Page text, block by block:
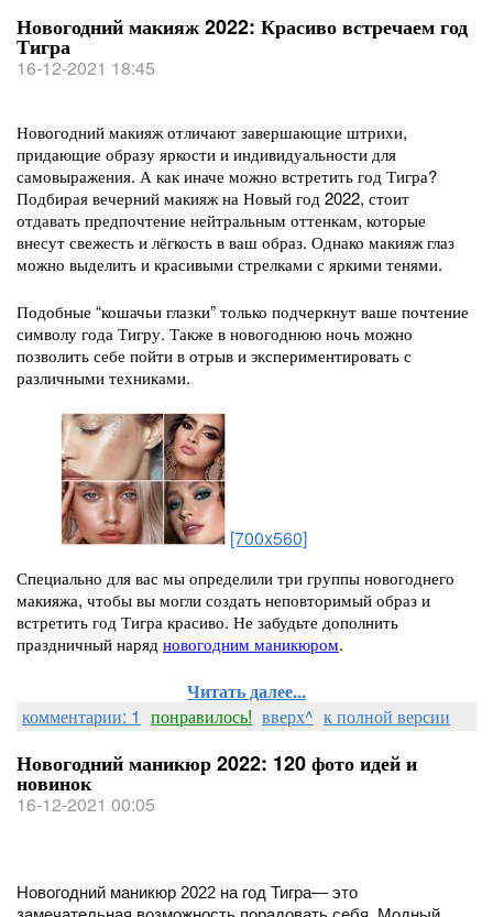
Новогодний макияж 2022: Красиво встречаем год
Тигра
16-12-2021 18:45
Новогодний макияж отличают завершающие штрихи,
придающие образу яркости и индивидуальности для
самовыражения. А как иначе можно встретить год Тигра?
Подбирая вечерний макияж на Новый год 2022, стоит
отдавать предпочтение нейтральным оттенкам, которые
внесут свежесть и лёгкость в ваш образ. Однако макияж глаз
можно выделить и красивыми стрелками с яркими тенями.
Подобные “кошачьи глазки” только подчеркнут ваше почтение
символу года Тигру. Также в новогоднюю ночь можно
позволить себе пойти в отрыв и экспериментировать с
различными техниками.
[700x560]
Специально для вас мы определили три группы новогоднего
макияжа, чтобы вы могли создать неповторимый образ и
встретить год Тигра красиво. Не забудьте дополнить
праздничный наряд новогодним маникюром.
Читать далее...
комментарии: 1 понравилось! вверх^ к полной версии
Новогодний маникюр 2022: 120 фото идей и
новинок
16-12-2021 00:05
Новогодний маникюр 2022 на год Тигра— это